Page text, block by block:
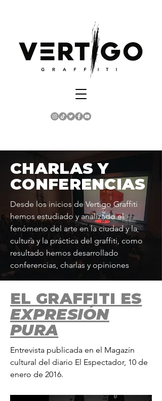
CHARLAS Y
CONFERENCIAS
Desde los inicios de Vertigo Graffiti
hemos estudiado y analizado el
fenómeno del arte en laciudad yla
cultura y la práctica del graffiti, como
resultado hemos desarrollado
conferencias, charlas y opiniones
EL GRAFFITI ES
EXPRESIÓN
PURA
Entrevista publicada en el Magazín
cultural del diario El Espectador, 10 de
enero de 2016.